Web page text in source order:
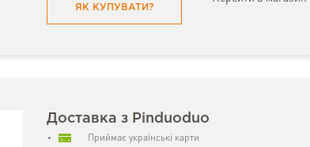
ЯК КУПУВАТИ?
Доставка з Pinduoduo
Приймає українські карти